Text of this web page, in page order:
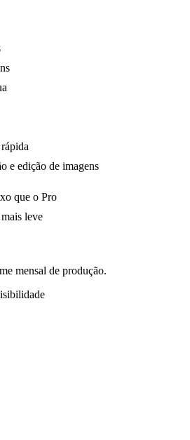
e edição de imagens
que o Pro
leve
mensal de produção.